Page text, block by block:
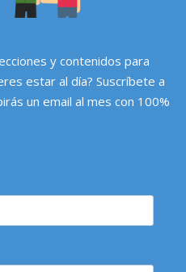
y contenidos para
estar al día? Suscríbete a
un email al mes con 100%